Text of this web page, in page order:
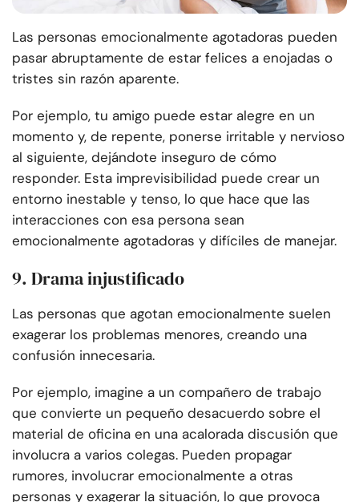
Las personas emocionalmente agotadoras pueden
pasar abruptamente de estar felices a enojadas o
tristes sin razón aparente.
Por ejemplo, tu amigo puede estar alegre en un
momento y, de repente, ponerse irritable y nervioso
al siguiente, dejándote inseguro de cómo
responder. Esta imprevisibilidad puede crear un
entorno inestable y tenso, lo que hace que las
interacciones con esa persona sean
emocionalmente agotadoras y difíciles de manejar.
9. Drama injustificado
Las personas que agotan emocionalmente suelen
exagerar los problemas menores, creando una
confusión innecesaria.
Por ejemplo, imagine a un compañero de trabajo
que convierte un pequeño desacuerdo sobre el
material de oficina en una acalorada discusión que
involucra a varios colegas. Pueden propagar
rumores, involucrar emocionalmente a otras
personas y exagerar la situación, lo que provoca